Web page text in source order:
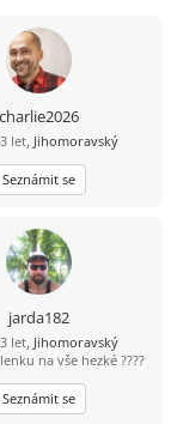
charlie2026
let, Jihomoravský
Seznámit se
jarda182
let, Jihomoravský
na vše hezké ????
Seznámit se